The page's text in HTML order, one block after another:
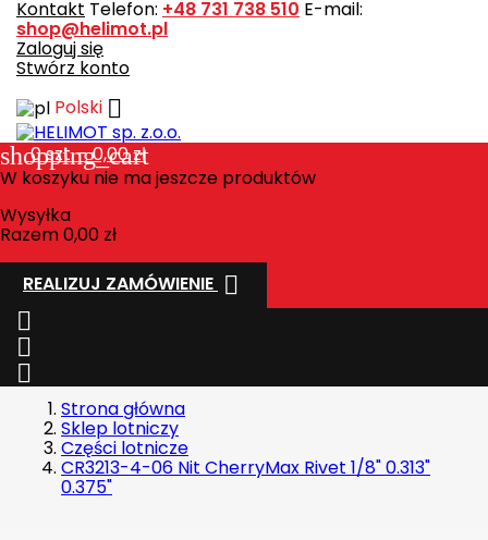
Kontakt Telefon: +48 731 738 510 E-mail:
shop@helimot.pl
Zaloguj się
Stwórz konto
Polski 
shopping_cart
0szt. - 0,00 zł
W koszyku nie ma jeszcze produktów
Wysyłka
Razem0,00 zł
REALIZUJ ZAMÓWIENIE 



Strona główna
Sklep lotniczy
Części lotnicze
CR3213-4-06 Nit CherryMax Rivet 1/8" 0.313"
0.375"